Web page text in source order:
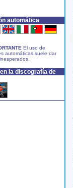
automática
El uso de
automáticas suele dar
la discografía de